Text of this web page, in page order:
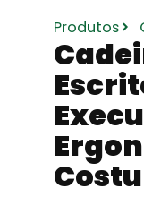
Produtos